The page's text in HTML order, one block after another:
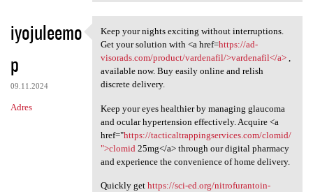
iyojuleemo
p
09.11.2024
Adres
Keep your nights exciting
Keep your nights exciting without interruptions.
Get your solution with <a href=https://ad-
visorads.com/product/vardenafil/>vardenafil</a>,
available now. Buy easily online and relish
discrete delivery.
Keep your eyes healthier by managing glaucoma
and ocular hypertension effectively. Acquire <a
href="https://tacticaltrappingservices.com/clomid/
">clomid 25mg</a> through our digital pharmacy
and experience the convenience of home delivery.
Quickly get https://sci-ed.org/nitrofurantoin-